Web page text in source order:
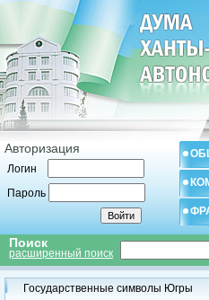
Авторизация
Логин
Пароль
Поиск
расширенный поиск
Государственные символы Югры